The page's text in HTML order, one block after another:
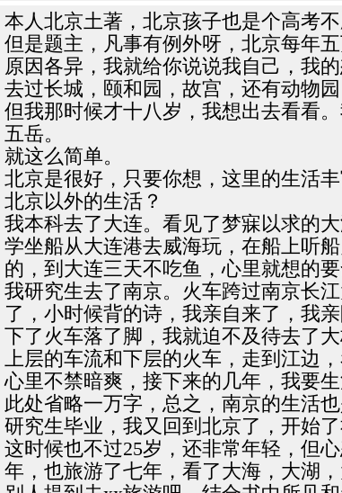
本人北京土著，北京孩子也是个高考不
但是题主，凡事有例外呀，北京每年
原因各异，我就给你说说我自己，我
去过长城，颐和园，故宫，还有动物
但我那时候才十八岁，我想出去看看
五岳。
就这么简单。
北京是很好，只要你想，这里的生活
北京以外的生活？
我本科去了大连。看见了梦寐以求的
学坐船从大连港去威海玩，在船上听
的，到大连三天不吃鱼，心里就想的
我研究生去了南京。火车跨过南京长
了，小时候背的诗，我亲自来了，我
下了火车落了脚，我就迫不及待去了
上层的车流和下层的火车，走到江边
心里不禁暗爽，接下来的几年，我要
此处省略一万字，总之，南京的生活
研究生毕业，我又回到北京了，开始了
这时候也不过25岁，还非常年轻，但
年，也旅游了七年，看了大海，大湖